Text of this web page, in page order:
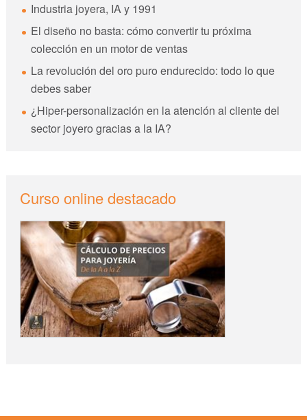
Industria joyera, IA y 1991
El diseño no basta: cómo convertir tu próxima
colección en un motor de ventas
La revolución del oro puro endurecido: todo lo que
debes saber
¿Hiper-personalización en la atención al cliente del
sector joyero gracias a la IA?
Curso online destacado